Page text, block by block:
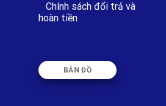
Chính sách đổi trả và
hoàn tiền
BẢN ĐỒ